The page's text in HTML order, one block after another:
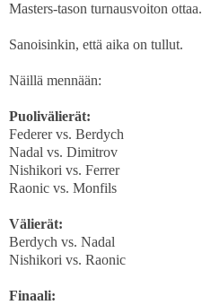
Masters-tason turnausvoiton ottaa.
Sanoisinkin, että aika on tullut.
Näillä mennään:
Puolivälierät:
Federer vs. Berdych
Nadal vs. Dimitrov
Nishikori vs. Ferrer
Raonic vs. Monfils
Välierät:
Berdych vs. Nadal
Nishikori vs. Raonic
Finaali: